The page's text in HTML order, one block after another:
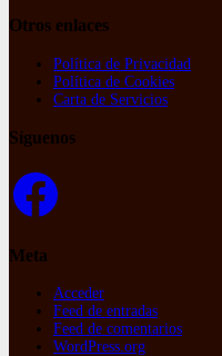
Otros enlaces
Política de Privacidad
Política de Cookies
Carta de Servicios
Síguenos
Facebook
Meta
Acceder
Feed de entradas
Feed de comentarios
WordPress.org